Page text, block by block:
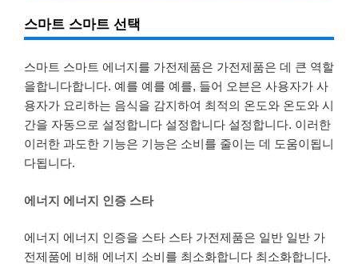
스마트 스마트 선택
스마트 스마트 에너지를 가전제품은 가전제품은 데 큰 역할
을합니다합니다. 예를 예를 예를, 들어 오븐은 사용자가 사
용자가 요리하는 음식을 감지하여 최적의 온도와 온도와 시
간을 자동으로 설정합니다 설정합니다 설정합니다. 이러한
이러한 과도한 기능은 기능은 소비를 줄이는 데 도움이됩니
다됩니다.
에너지 에너지 인증 스타
에너지 에너지 인증을 스타 스타 가전제품은 일반 일반 가
전제품에 비해 에너지 소비를 최소화합니다 최소화합니다.